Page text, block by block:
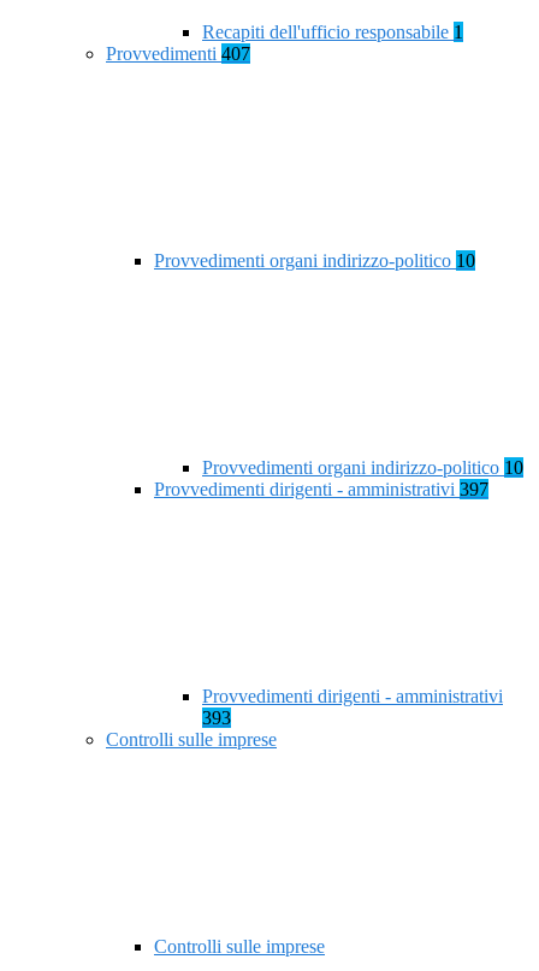
Recapiti dell'ufficio responsabile 1
Provvedimenti 407
Provvedimenti organi indirizzo-politico 10
Provvedimenti organi indirizzo-politico 10
Provvedimenti dirigenti - amministrativi 397
Provvedimenti dirigenti - amministrativi
393
Controlli sulle imprese
Controlli sulle imprese